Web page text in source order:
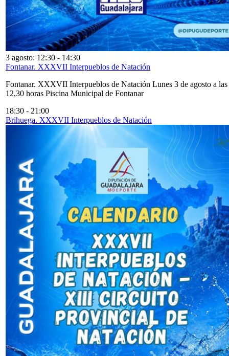
3 agosto: 12:30 - 14:30
Fontanar. XXXVII Interpueblos de Natación
Fontanar. XXXVII Interpueblos de Natación Lunes 3 de agosto a las
12,30 horas Piscina Municipal de Fontanar
18:30 - 21:00
Brihuega. XXXVII Interpueblos de Natación